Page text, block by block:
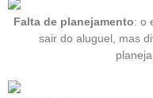
Falta de planejamento: o
sair do aluguel, mas